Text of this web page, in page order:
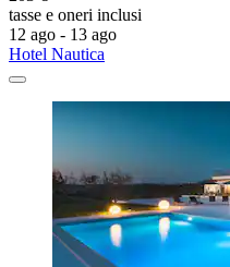
tasse e oneri inclusi
12 ago - 13 ago
Hotel Nautica